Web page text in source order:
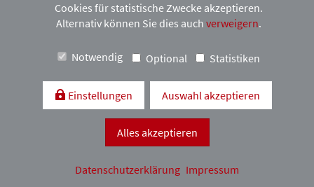
Kontakt & Anfahrt Impressum Datenschutzerklärung
Cookies für statistische Zwecke akzeptieren.
Alternativ können Sie dies auch verweigern.
Notwendig Optional Statistiken
Einstellungen Auswahl akzeptieren
Alles akzeptieren
Datenschutzerklärung Impressum